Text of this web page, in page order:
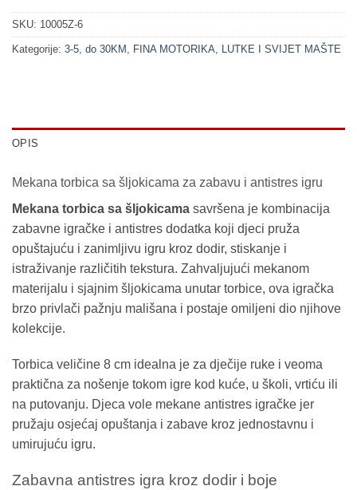
SKU: 10005Z-6
Kategorije: 3-5 do 30KM FINA MOTORIKA LUTKE I SVIJET MAŠTE
OPIS
Mekana torbica sa šljokicama za zabavu i antistres igru
Mekana torbica sa šljokicama savršena je kombinacija
zabavne igračke i antistres dodatka koji djeci pruža
opuštajuću i zanimljivu igru kroz dodir, stiskanje i
istraživanje različitih tekstura. Zahvaljujući mekanom
materijalu i sjajnim šljokicama unutar torbice, ova igračka
brzo privlači pažnju mališana i postaje omiljeni dio njihove
kolekcije.
Torbica veličine 8 cm idealna je za dječije ruke i veoma
praktična za nošenje tokom igre kod kuće, u školi, vrtiću ili
na putovanju. Djeca vole mekane antistres igračke jer
pružaju osjećaj opuštanja i zabave kroz jednostavnu i
umirujuću igru.
Zabavna antistres igra kroz dodir i boje